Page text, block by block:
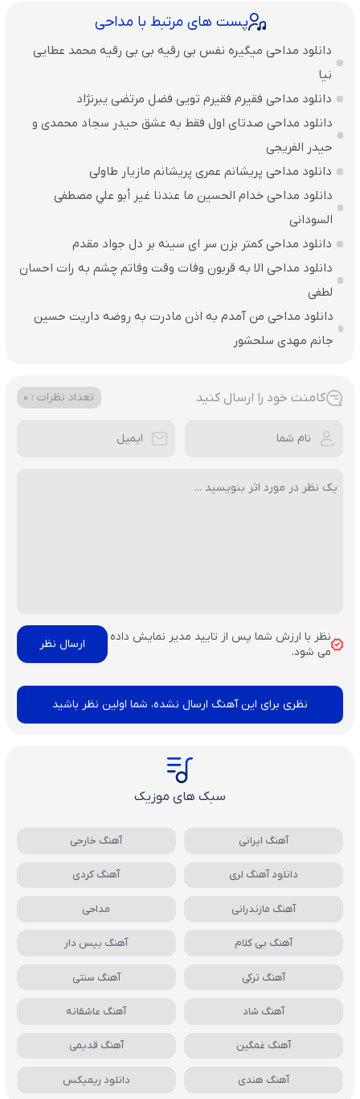
پست های مرتبط با مداحی
دانلود مداحی میگیره نفس بی رقیه بی بی رقیه محمد عطایی
نیا
دانلود مداحی فقیرم فقیرم تویی فضل مرتضی یبرنژاد
دانلود مداحی صدتای اول فقط به عشق حیدر سجاد محمدی و
حیدر الفریجی
دانلود مداحی پریشانم عمری پریشانم مازیار طاولی
دانلود مداحی خدام الحسين ما عندنا غير أبو علي مصطفی
السودانی
دانلود مداحی کمتر بزن سر ای سینه بر دل جواد مقدم
دانلود مداحی الا به قربون وفات وقت وفاتم چشم به رات احسان
لطفی
دانلود مداحی من آمدم به اذن مادرت به روضه داریت حسین
جانم مهدی سلحشور
کامنت خود را ارسال کنید تعداد نظرات : 0
نظر با ارزش شما پس از تایید مدیر نمایش داده
می شود.
نظری برای این آهنگ ارسال نشده، شما اولین نظر باشید
سبک های موزیک
آهنگ ایرانی آهنگ خارجی
دانلود آهنگ لری آهنگ کردی
آهنگ مازندرانی مداحی
آهنگ بی کلام آهنگ بیس دار
آهنگ ترکی آهنگ سنتی
آهنگ شاد آهنگ عاشقانه
آهنگ غمگین آهنگ قدیمی
آهنگ هندی دانلود ریمیکس